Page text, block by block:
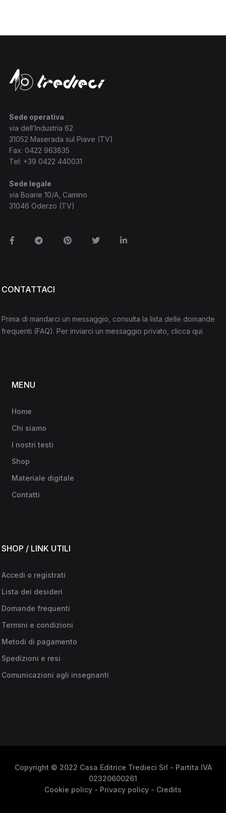
Sede operativa
via dell’Industria 62
31052 Maserada sul Piave (TV)
Fax: 0422 963835
Tel: +39 0422 440031
Sede legale
via Boarie 10/A, Camino
31046 Oderzo (TV)
FacebookTelegramPinterestTwitterLinkedin
CONTATTACI
Prima di mandarci un messaggio, consulta la lista delle domande
frequenti (FAQ). Per inviarci un messaggio privato, clicca qui.
MENU
Home
Chi siamo
I nostri testi
Shop
Materiale digitale
Contatti
SHOP / LINK UTILI
Accedi o registrati
Lista dei desideri
Domande frequenti
Termini e condizioni
Metodi di pagamento
Spedizioni e resi
Comunicazioni agli insegnanti
Copyright © 2022 Casa Editrice Tredieci Srl - Partita IVA
02320600261
Cookie policy - Privacy policy - Credits